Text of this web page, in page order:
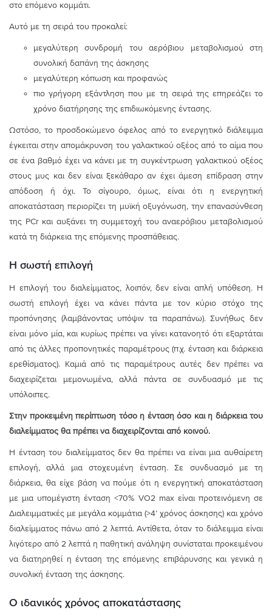
στο επόμενο κομμάτι.
Αυτό με τη σειρά του προκαλεί:
μεγαλύτερη συνδρομή του αερόβιου μεταβολισμού στη
συνολική δαπάνη της άσκησης
μεγαλύτερη κόπωση και προφανώς
πιο γρήγορη εξάντληση που με τη σειρά της επηρεάζει το
χρόνο διατήρησης της επιδιωκόμενης έντασης.
Ωστόσο, το προσδοκώμενο όφελος από το ενεργητικό διάλειμμα
έγκειται στην απομάκρυνση του γαλακτικού οξέος από το αίμα που
σε ένα βαθμό έχει να κάνει με τη συγκέντρωση γαλακτικού οξέος
στους μυς και δεν είναι ξεκάθαρο αν έχει άμεση επίδραση στην
απόδοση ή όχι. Το σίγουρο, όμως, είναι ότι η ενεργητική
αποκατάσταση περιορίζει τη μυϊκή οξυγόνωση, την επανασύνθεση
της PCr και αυξάνει τη συμμετοχή του αναερόβιου μεταβολισμού
κατά τη διάρκεια της επόμενης προσπάθειας.
Η σωστή επιλογή
Η επιλογή του διαλείμματος, λοιπόν, δεν είναι απλή υπόθεση. Η
σωστή επιλογή έχει να κάνει πάντα με τον κύριο στόχο της
προπόνησης (λαμβάνοντας υπόψιν τα παραπάνω). Συνήθως δεν
είναι μόνο μία, και κυρίως πρέπει να γίνει κατανοητό ότι εξαρτάται
από τις άλλες προπονητικές παραμέτρους (π.χ. ένταση και διάρκεια
ερεθίσματος). Καμιά από τις παραμέτρους αυτές δεν πρέπει να
διαχειρίζεται μεμονωμένα, αλλά πάντα σε συνδυασμό με τις
υπόλοιπες.
Στην προκειμένη περίπτωση τόσο η ένταση όσο και η διάρκεια του
διαλείμματος θα πρέπει να διαχειρίζονται από κοινού.
Η ένταση του διαλείμματος δεν θα πρέπει να είναι μια αυθαίρετη
επιλογή, αλλά μια στοχευμένη ένταση. Σε συνδυασμό με τη
διάρκεια, θα είχε βάση να πούμε ότι η ενεργητική αποκατάσταση
με μια υπομέγιστη ένταση <70% VO2 max είναι προτεινόμενη σε
Διαλειμματικές με μεγάλα κομμάτια (>4’ χρόνος άσκησης) και χρόνο
διαλείμματος πάνω από 2 λεπτά. Αντίθετα, όταν το διάλειμμα είναι
λιγότερο από 2 λεπτά η παθητική ανάληψη συνίσταται προκειμένου
να διατηρηθεί η ένταση της επόμενης επιβάρυνσης και γενικά η
συνολική ένταση της άσκησης.
Ο ιδανικός χρόνος αποκατάστασης